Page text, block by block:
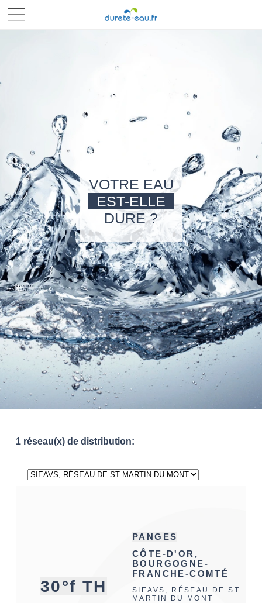
VOTRE EAU
EST-ELLE
DURE ?
1 réseau(x) de distribution:
30°f TH
PANGES
CÔTE-D'OR,
BOURGOGNE-
FRANCHE-COMTÉ
SIEAVS, RÉSEAU DE ST
MARTIN DU MONT